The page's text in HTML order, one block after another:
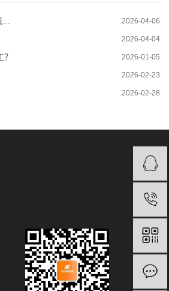
2026-04-06
2026-04-04
2026-01-05
2026-02-23
2026-02-28